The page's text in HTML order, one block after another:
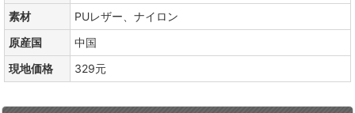
素材
PUレザー、ナイロン
原産国
中国
現地価格
329元